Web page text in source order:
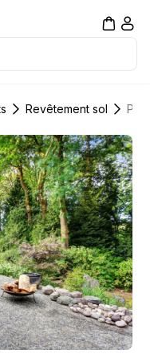
Revêtement sol